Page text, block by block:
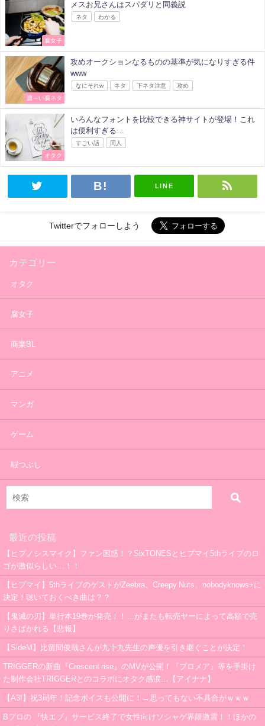
腐女子
メスお兄さんはスパダリと同義説
ネタ わかる
濃～い腐ネタ
攻めオークションなるものの基準が気になりすぎる件
www
なにそれw ネタ 下ネタ注意 攻め
オタク
いろんなフォントを比較できる神サイトが登場！これ
は便利すぎる…
すごい話 同人
LINE
Twitterでフォローしよう
カテゴリー
オタク
腐女子
商業BL
アニメ
マンガ
ゲーム
暇つぶし
最近の投稿
【ヒプノシスマイク】ファン困惑！？SixTONESとヒプマイ5thライブのロ
ゴが激似らしい…！！
【ヒプマイ】5thライブのゲストがZeebra、Creepy Nuts、nobodyknows+に
決定！聴いておくべき曲は？？
【鬼滅の刃】単行本19巻が発売！！…がまたも転売ヤーによって高額で売
りさばかれる【悲報】
【SideM】比留間俊哉さんが九十九先生の声優を引き継ぐことが決定！
TRIGGERの新曲『Crescent rise』のMVが公開！『プロメア』等を手掛け
た制作会社TRIGGERとのコラボにオタク感涙…【アイナナ】
【A3!】祝3周年！記念ボイスも公開に！→思ってもない不具合がｗｗｗ
Bプロの 『快エブ』サービス終了で女性向けソシャゲ界隈激震！！ほかの